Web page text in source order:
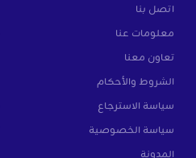
اتصل بنا
معلومات عنا
تعاون معنا
الشروط والأحكام
سياسة الاسترجاع
سياسة الخصوصية
المدونة